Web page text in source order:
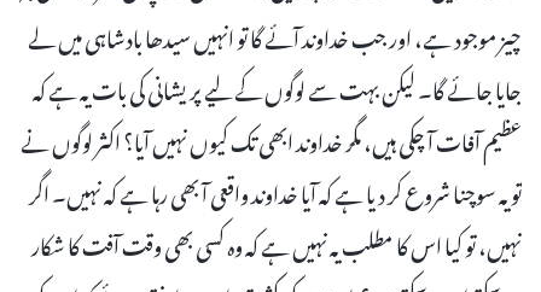
چیز موجود ہے، اور جب خداوند آئے گا تو انہیں سیدھا بادشاہی میں لے
جایا جائے گا۔ لیکن بہت سے لوگوں کے لیے پریشانی کی بات یہ ہے کہ
عظیم آفات آ چکی ہیں، مگر خداوند ابھی تک کیوں نہیں آیا؟ اکثر لوگوں نے
تو یہ سوچنا شروع کر دیا ہے کہ آیا خداوند واقعی آ بھی رہا ہے کہ نہیں۔ اگر
نہیں، تو کیا اس کا مطلب یہ نہیں ہے کہ وہ کسی بھی وقت آفت کا شکار